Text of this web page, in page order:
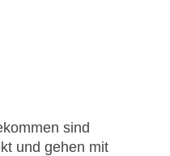
sind
und gehen mit